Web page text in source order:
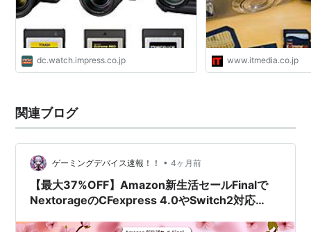
dc.watch.impress.co.jp www.itmedia.co.jp
関連ブログ
ゲーミングデバイス速報！！ • 4ヶ月前
【最大37%OFF】Amazon新生活セールFinalで
NextorageのCFexpress 4.0やSwitch2対応